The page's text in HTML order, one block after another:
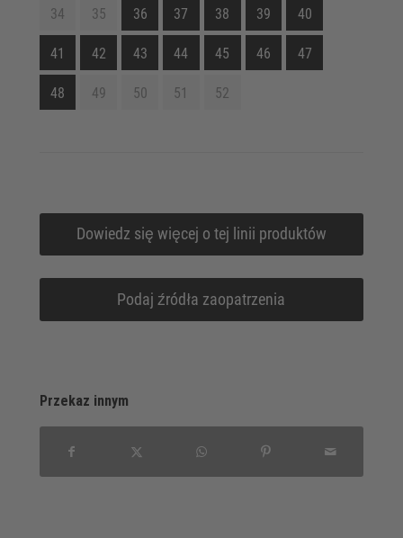
34 35 36 37 38 39 40
41 42 43 44 45 46 47
48 49 50 51 52
Dowiedz się więcej o tej linii produktów
Podaj źródła zaopatrzenia
Przekaz innym